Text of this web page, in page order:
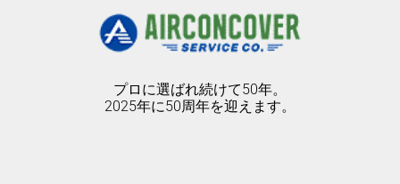
o
o
k
b
e
g
r
a
プロに選ばれ続けて50年。
2025年に50周年を迎えます。